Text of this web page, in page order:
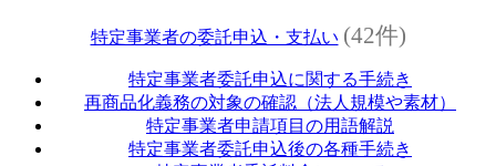
特定事業者の委託申込・支払い (42件)
特定事業者委託申込に関する手続き
再商品化義務の対象の確認（法人規模や素材）
特定事業者申請項目の用語解説
特定事業者委託申込後の各種手続き